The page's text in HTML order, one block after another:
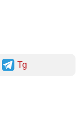
Tg